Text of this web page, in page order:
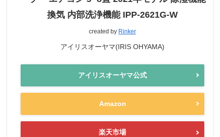
換気 内部洗浄機能 IPP-2621G-W
created by Rinker
アイリスオーヤマ(IRIS OHYAMA)
アイリスオーヤマ公式
Amazon
楽天市場